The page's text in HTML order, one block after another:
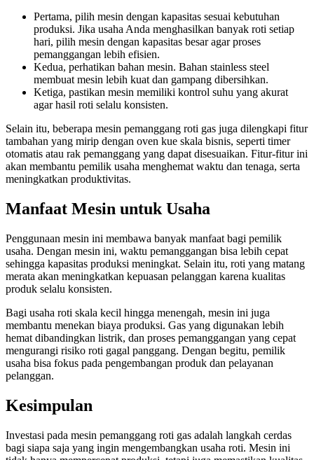
Pertama, pilih mesin dengan kapasitas sesuai kebutuhan
produksi. Jika usaha Anda menghasilkan banyak roti setiap
hari, pilih mesin dengan kapasitas besar agar proses
pemanggangan lebih efisien.
Kedua, perhatikan bahan mesin. Bahan stainless steel
membuat mesin lebih kuat dan gampang dibersihkan.
Ketiga, pastikan mesin memiliki kontrol suhu yang akurat
agar hasil roti selalu konsisten.
Selain itu, beberapa mesin pemanggang roti gas juga dilengkapi fitur
tambahan yang mirip dengan oven kue skala bisnis, seperti timer
otomatis atau rak pemanggang yang dapat disesuaikan. Fitur-fitur ini
akan membantu pemilik usaha menghemat waktu dan tenaga, serta
meningkatkan produktivitas.
Manfaat Mesin untuk Usaha
Penggunaan mesin ini membawa banyak manfaat bagi pemilik
usaha. Dengan mesin ini, waktu pemanggangan bisa lebih cepat
sehingga kapasitas produksi meningkat. Selain itu, roti yang matang
merata akan meningkatkan kepuasan pelanggan karena kualitas
produk selalu konsisten.
Bagi usaha roti skala kecil hingga menengah, mesin ini juga
membantu menekan biaya produksi. Gas yang digunakan lebih
hemat dibandingkan listrik, dan proses pemanggangan yang cepat
mengurangi risiko roti gagal panggang. Dengan begitu, pemilik
usaha bisa fokus pada pengembangan produk dan pelayanan
pelanggan.
Kesimpulan
Investasi pada mesin pemanggang roti gas adalah langkah cerdas
bagi siapa saja yang ingin mengembangkan usaha roti. Mesin ini